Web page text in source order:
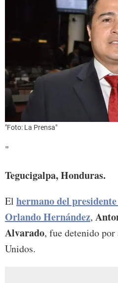
"Foto: La Prensa"
"
Tegucigalpa, Honduras.
El hermano del
Orlando Hernández,
Alvarado, fue detenido por
Unidos.